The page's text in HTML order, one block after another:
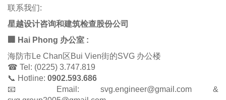
联系我们:
星越设计咨询和建筑检查股份公司
🏢 Hai Phong 办公室 :
海防市Le Chan区Bui Vien街的SVG 办公楼
☎ Tel: (0225) 3.747.819
📞 Hotline: 0902.593.686
📧 Email: svg.engineer@gmail.com &